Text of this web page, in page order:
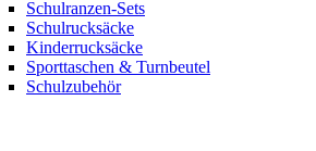
Schulranzen-Sets
Schulrucksäcke
Kinderrucksäcke
Sporttaschen & Turnbeutel
Schulzubehör